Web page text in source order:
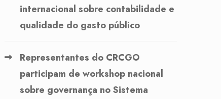
internacional sobre contabilidade e
qualidade do gasto público
Representantes do CRCGO
participam de workshop nacional
sobre governança no Sistema